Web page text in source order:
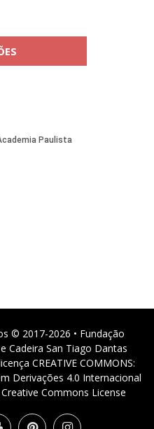
© 2017-2026 • Fundação
Cadeira San Tiago Dantas
CREATIVE COMMONS:
Derivações 4.0 Internacional
Commons License